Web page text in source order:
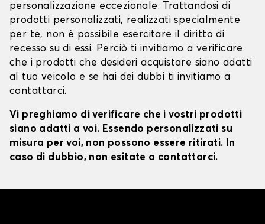
personalizzazione eccezionale. Trattandosi di
prodotti personalizzati, realizzati specialmente
per te, non è possibile esercitare il diritto di
recesso su di essi. Perciò ti invitiamo a verificare
che i prodotti che desideri acquistare siano adatti
al tuo veicolo e se hai dei dubbi ti invitiamo a
contattarci.
Vi preghiamo di verificare che i vostri prodotti
siano adatti a voi. Essendo personalizzati su
misura per voi, non possono essere ritirati. In
caso di dubbio, non esitate a contattarci.